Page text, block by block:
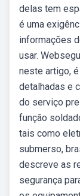
delas tem
é uma
informações
usar.
neste artigo,
detalhadas e
do serviço
função
tais como
submerso,
descreve as
segurança